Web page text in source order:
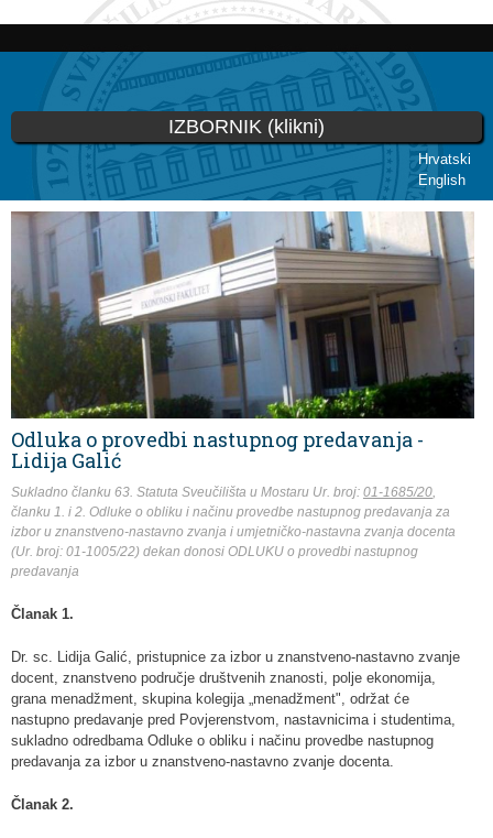
Skoči
glavni
sadržaj
Hrvatski
English
IZBORNIK (klikni)
Vi ste ovdje
Odluka o provedbi nastupnog predavanja -
Lidija Galić
Sukladno članku 63. Statuta Sveučilišta u Mostaru Ur. broj: 01-1685/20,
članku 1. i 2. Odluke o obliku i načinu provedbe nastupnog predavanja za
izbor u znanstveno-nastavno zvanja i umjetničko-nastavna zvanja docenta
(Ur. broj: 01-1005/22) dekan donosi ODLUKU o provedbi nastupnog
predavanja
Članak 1.
Dr. sc. Lidija Galić, pristupnice za izbor u znanstveno-nastavno zvanje
docent, znanstveno područje društvenih znanosti, polje ekonomija,
grana menadžment, skupina kolegija „menadžment", održat će
nastupno predavanje pred Povjerenstvom, nastavnicima i studentima,
sukladno odredbama Odluke o obliku i načinu provedbe nastupnog
predavanja za izbor u znanstveno-nastavno zvanje docenta.
Članak 2.